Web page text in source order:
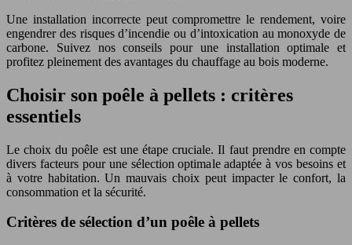
Une installation incorrecte peut compromettre le rendement, voire
engendrer des risques d’incendie ou d’intoxication au monoxyde de
carbone. Suivez nos conseils pour une installation optimale et
profitez pleinement des avantages du chauffage au bois moderne.
Choisir son poêle à pellets : critères
essentiels
Le choix du poêle est une étape cruciale. Il faut prendre en compte
divers facteurs pour une sélection optimale adaptée à vos besoins et
à votre habitation. Un mauvais choix peut impacter le confort, la
consommation et la sécurité.
Critères de sélection d’un poêle à pellets